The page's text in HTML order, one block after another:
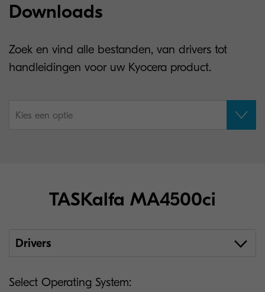
Downloads
Zoek en vind alle bestanden, van drivers tot
handleidingen voor uw Kyocera product.
Kies een optie
TASKalfa MA4500ci
Drivers
Select Operating System: